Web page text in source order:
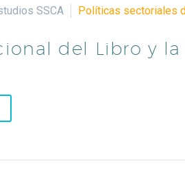
SSCA Políticas sectoriales
del Libro y